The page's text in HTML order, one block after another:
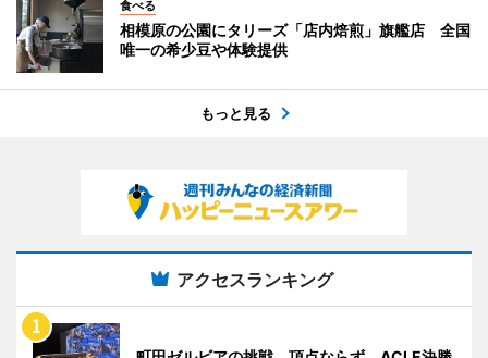
食べる
相模原の公園にタリーズ「店内焙煎」旗艦店 全国
唯一の希少豆や体験提供
もっと見る
アクセスランキング